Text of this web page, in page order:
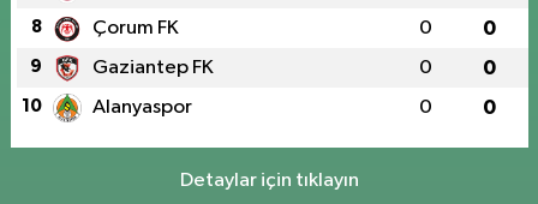
8 Çorum FK 0 0
9 Gaziantep FK 0 0
10 Alanyaspor 0 0
Detaylar için tıklayın